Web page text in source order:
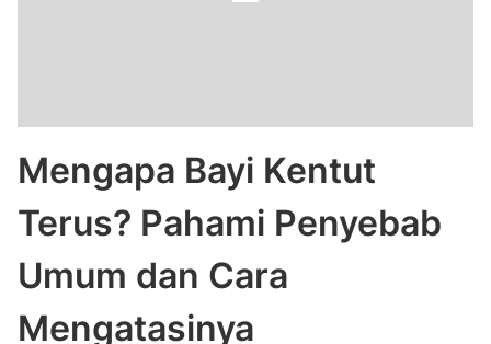
Mengapa Bayi Kentut
Terus? Pahami Penyebab
Umum dan Cara
Mengatasinya